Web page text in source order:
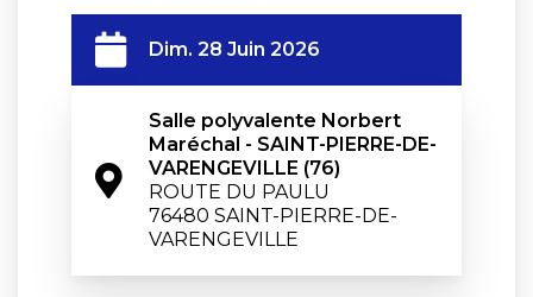
Dim. 28 Juin 2026
Salle polyvalente Norbert
Maréchal - SAINT-PIERRE-DE-
VARENGEVILLE (76)
ROUTE DU PAULU
76480 SAINT-PIERRE-DE-
VARENGEVILLE